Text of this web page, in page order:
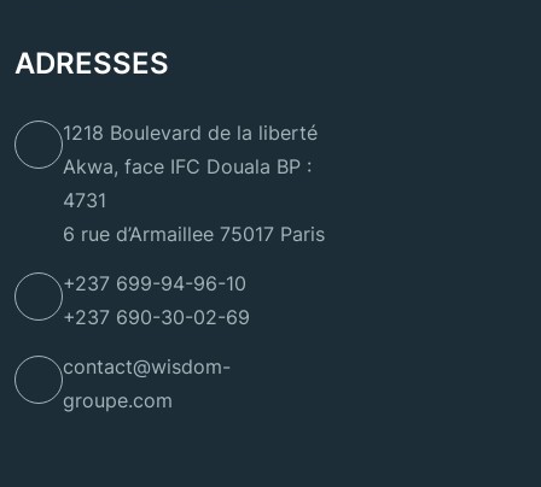
ADRESSES
1218 Boulevard de la liberté
Akwa, face IFC Douala BP :
4731
6 rue d’Armaillee 75017 Paris
+237 699-94-96-10
+237 690-30-02-69
contact@wisdom-
groupe.com